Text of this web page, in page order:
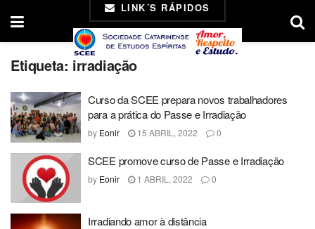
LINK´S RÁPIDOS
Etiqueta: irradiação
Curso da SCEE prepara novos trabalhadores
para a prática do Passe e Irradiação
by Eonir 15 ABRIL, 2022 0
SCEE promove curso de Passe e Irradiação
by Eonir 1 ABRIL, 2022 0
Irradiando amor à distância